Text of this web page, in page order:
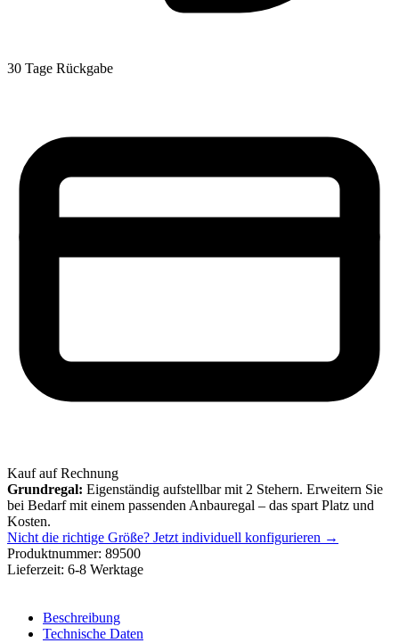
30 Tage Rückgabe
Kauf auf Rechnung
Grundregal: Eigenständig aufstellbar mit 2 Stehern. Erweitern Sie
bei Bedarf mit einem passenden Anbauregal – das spart Platz und
Kosten.
Nicht die richtige Größe? Jetzt individuell konfigurieren →
Produktnummer: 89500
Lieferzeit: 6-8 Werktage
Beschreibung
Technische Daten